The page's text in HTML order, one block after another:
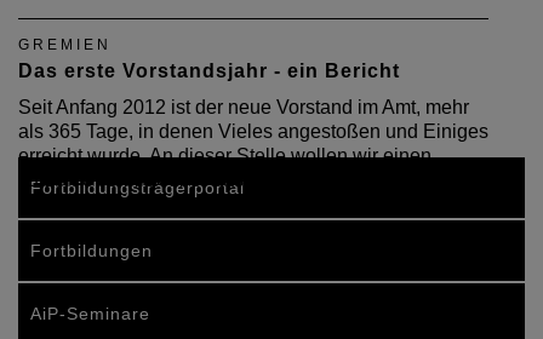
GREMIEN
Das erste Vorstandsjahr - ein Bericht
Seit Anfang 2012 ist der neue Vorstand im Amt, mehr
als 365 Tage, in denen Vieles angestoßen und Einiges
erreicht wurde. An dieser Stelle wollen wir einen
kurzen Überblick über das bisher Geleistete geben.
Fortbildungsträgerportal
Fortbildungen
AiP-Seminare